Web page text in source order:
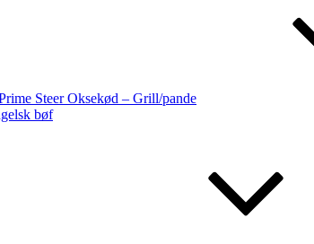
Steer Oksekød – Grill/pande
bøf